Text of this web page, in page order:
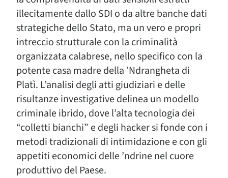
illecitamente dallo SDI o da altre banche dati
strategiche dello Stato, ma un vero e propri
intreccio strutturale con la criminalità
organizzata calabrese, nello specifico con la
potente casa madre della ’Ndrangheta di
Platì. L’analisi degli atti giudiziari e delle
risultanze investigative delinea un modello
criminale ibrido, dove l’alta tecnologia dei
“colletti bianchi” e degli hacker si fonde con i
metodi tradizionali di intimidazione e con gli
appetiti economici delle ’ndrine nel cuore
produttivo del Paese.